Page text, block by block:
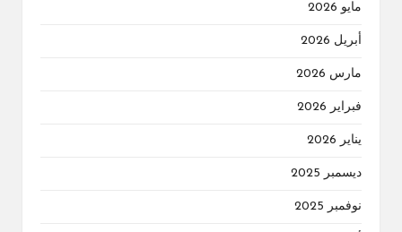
مايو 2026
أبريل 2026
مارس 2026
فبراير 2026
يناير 2026
ديسمبر 2025
نوفمبر 2025